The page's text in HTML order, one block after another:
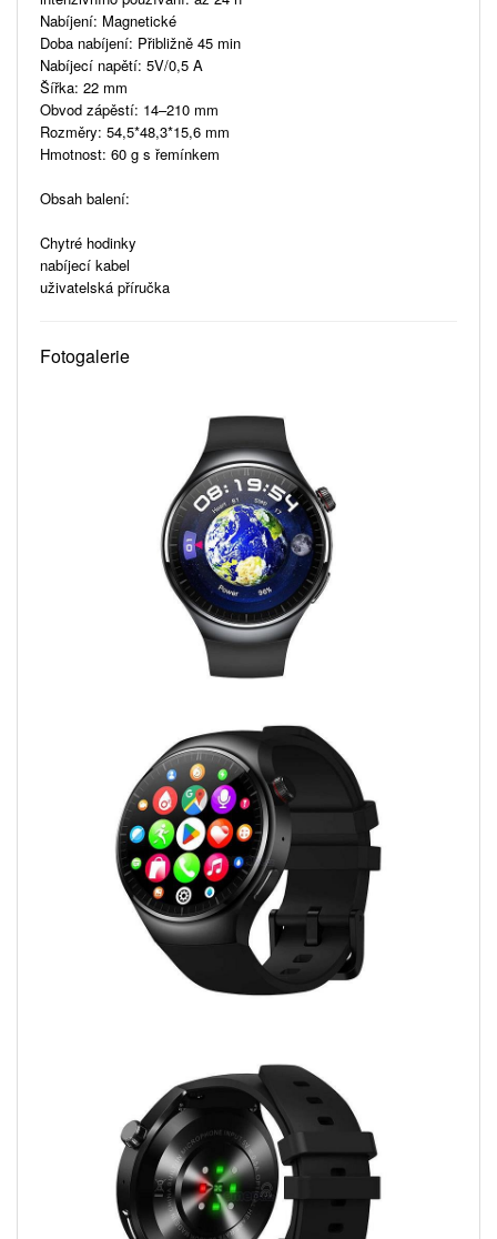
Nabíjení: Magnetické
Doba nabíjení: Přibližně 45 min
Nabíjecí napětí: 5V/0,5 A
Šířka: 22 mm
Obvod zápěstí: 14–210 mm
Rozměry: 54,5*48,3*15,6 mm
Hmotnost: 60 g s řemínkem
Obsah balení:
Chytré hodinky
nabíjecí kabel
uživatelská příručka
Fotogalerie